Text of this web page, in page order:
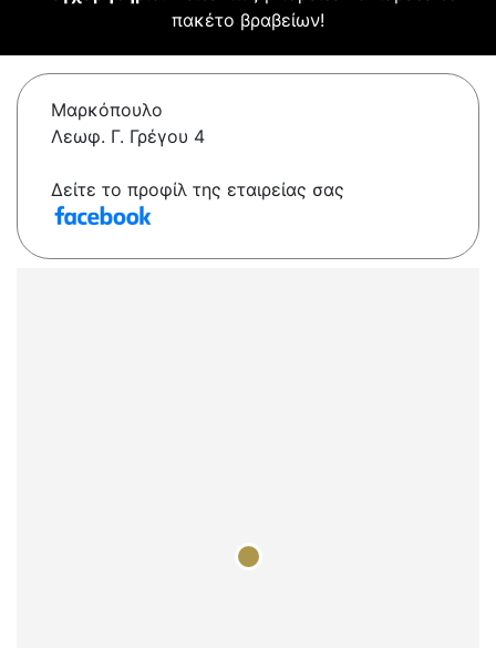
πακέτο βραβείων!
Μαρκόπουλο
Λεωφ. Γ. Γρέγου 4
Δείτε το προφίλ της εταιρείας σας